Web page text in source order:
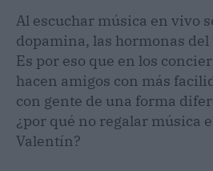
Al escuchar música en vivo
dopamina, las hormonas del
Es por eso que en los
hacen amigos con más
con gente de una forma
¿por qué no regalar música
Valentín?